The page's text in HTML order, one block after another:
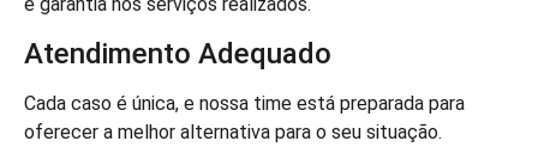
e garantia nos serviços realizados.
Atendimento Adequado
Cada caso é única, e nossa time está preparada para
oferecer a melhor alternativa para o seu situação.